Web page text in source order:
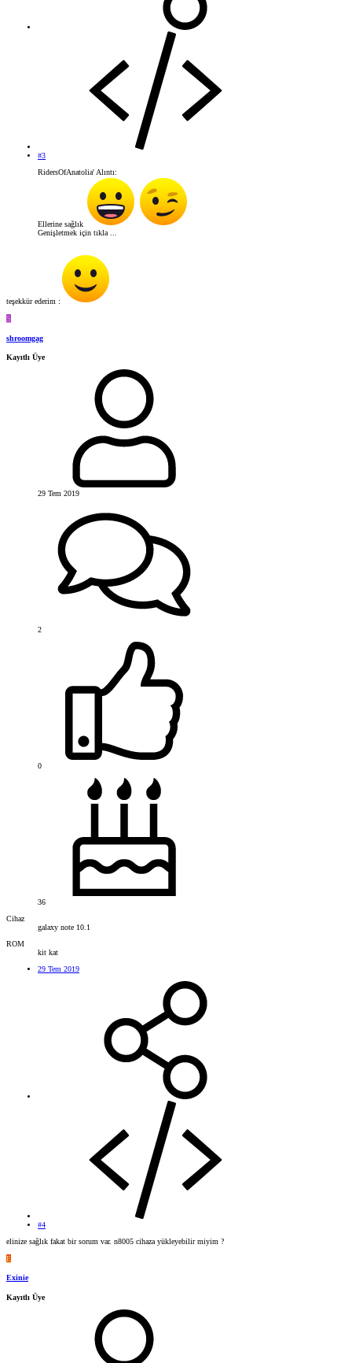
#3
RidersOfAnatolia' Alıntı:
Ellerine sağlık
Genişletmek için tıkla ...
teşekkür ederim :
S
shroomgag
Kayıtlı Üye
29 Tem 2019
2
0
36
Cihaz
galaxy note 10.1
ROM
kit kat
29 Tem 2019
#4
elinize sağlık fakat bir sorum var. n8005 cihaza yükleyebilir miyim ?
E
Exinie
Kayıtlı Üye